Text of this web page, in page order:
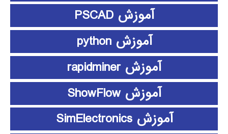
آموزش PSCAD
آموزش python
آموزش rapidminer
آموزش ShowFlow
آموزش SimElectronics